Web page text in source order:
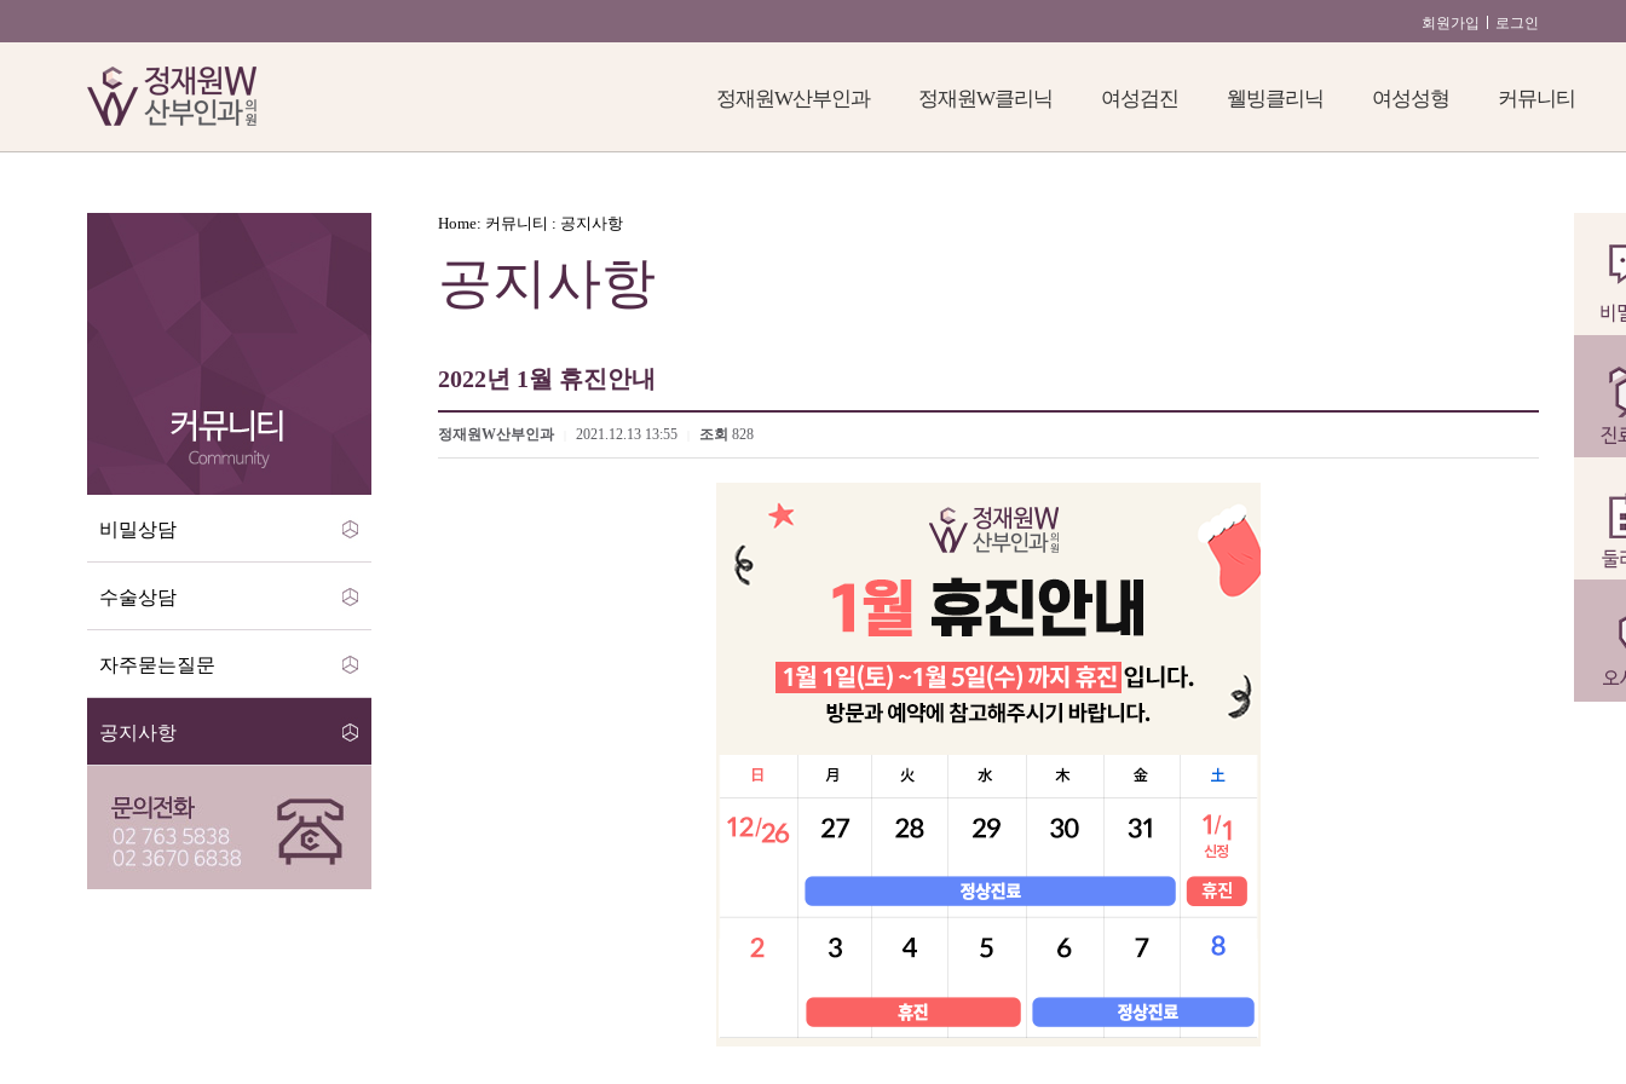
회원가입 로그인
정재원W산부인과 정재원W클리닉 여성검진 웰빙클리닉 여성성형 커뮤니티
비밀상담
수술상담
자주묻는질문
공지사항
Home: 커뮤니티 : 공지사항
공지사항
2022년 1월 휴진안내
정재원W산부인과 2021.12.13 13:55 조회 828